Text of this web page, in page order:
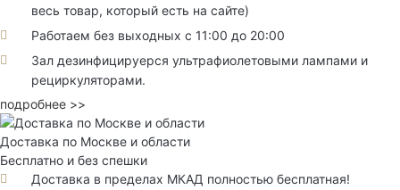
весь товар, который есть на сайте)
Работаем без выходных с 11:00 до 20:00
Зал дезинфицируерся ультрафиолетовыми лампами и
рециркуляторами.
подробнее >>
Доставка по Москве и области
Бесплатно и без спешки
Доставка в пределах МКАД полностью бесплатная!